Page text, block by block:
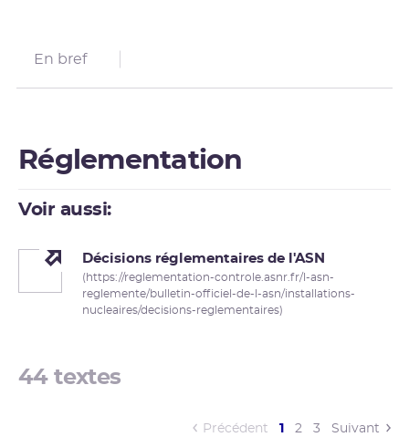
En bref
Réglementation
Voir aussi:
Décisions réglementaires de l'ASN
(https://reglementation-controle.asnr.fr/l-asn-
reglemente/bulletin-officiel-de-l-asn/installations-
nucleaires/decisions-reglementaires)
44 textes
Précédent 1 (current)
2 3 Suivant